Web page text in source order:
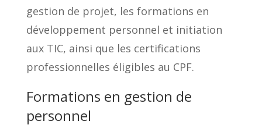
gestion de projet, les formations en
développement personnel et initiation
aux TIC, ainsi que les certifications
professionnelles éligibles au CPF.
Formations en gestion de
personnel